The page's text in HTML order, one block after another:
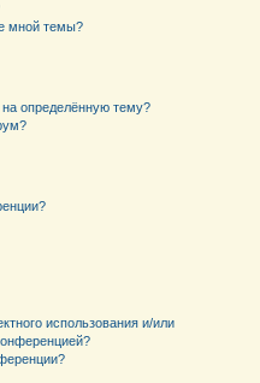
мной темы?
на определённую тему?
использования и/или